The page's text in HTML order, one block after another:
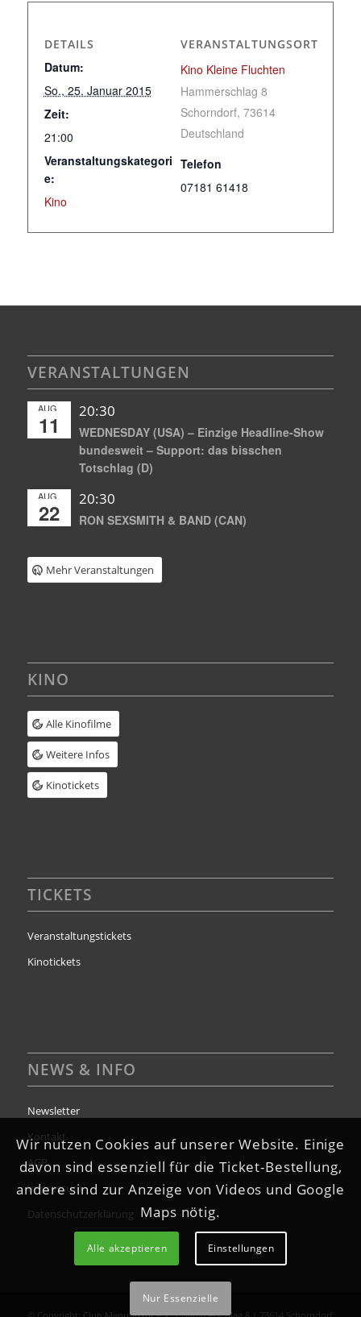
DETAILS
Datum:
So., 25. Januar 2015
Zeit:
21:00
Veranstaltungskategori
e:
Kino
VERANSTALTUNGSORT
Kino Kleine Fluchten
Hammerschlag 8
Schorndorf, 73614
Deutschland
Telefon
07181 61418
VERANSTALTUNGEN
AUG.
11
20:30
WEDNESDAY (USA) – Einzige Headline-Show
bundesweit – Support: das bisschen
Totschlag (D)
AUG.
22
20:30
RON SEXSMITH & BAND (CAN)
Mehr Veranstaltungen
KINO
Alle Kinofilme
Weitere Infos
Kinotickets
TICKETS
Veranstaltungstickets
Kinotickets
NEWS & INFO
Newsletter
Kontakt
AGB
Impressum
Datenschutzerklärung
Wir nutzen Cookies auf unserer Website. Einige
davon sind essenziell für die Ticket-Bestellung,
andere sind zur Anzeige von Videos und Google
Maps nötig.
Alle akzeptieren Einstellungen
Nur Essenzielle